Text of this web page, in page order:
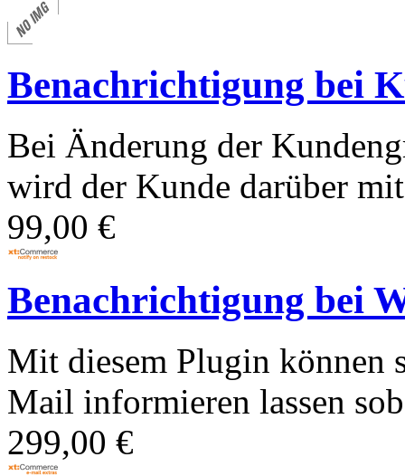
Benachrichtigung bei
Bei Änderung der
wird der Kunde darüber
99,00 €
Benachrichtigung bei
Mit diesem Plugin können
Mail informieren lassen
299,00 €